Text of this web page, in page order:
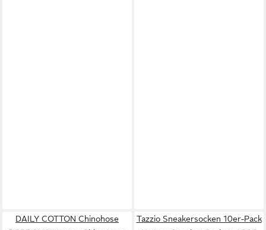
DAILY COTTON Chinohose
Tazzio Sneakersocken 10er-Pack